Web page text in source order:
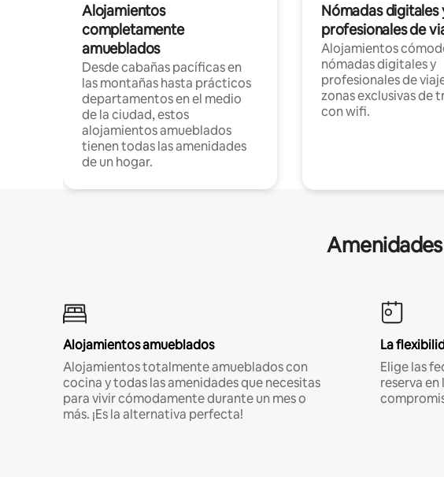
Alojamientos
completamente
amueblados
Desde cabañas pacíficas en
las montañas hasta prácticos
departamentos en el medio
de la ciudad, estos
alojamientos amueblados
tienen todas las amenidades
de un hogar.
Nómadas digitales
profesionales de
Alojamientos
nómadas digitales y
profesionales de
zonas exclusivas de
con wifi.
Alojamientos amueblados
Alojamientos totalmente amueblados con
cocina y todas las amenidades que necesitas
para vivir cómodamente durante un mes o
más. ¡Es la alternativa perfecta!
La
Elige las
reserva